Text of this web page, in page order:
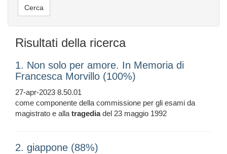
Risultati della ricerca
1. Non solo per amore. In Memoria di
Francesca Morvillo (100%)
27-apr-2023 8.50.01
come componente della commissione per gli esami da
magistrato e allatragediadel 23 maggio 1992
2. giappone (88%)